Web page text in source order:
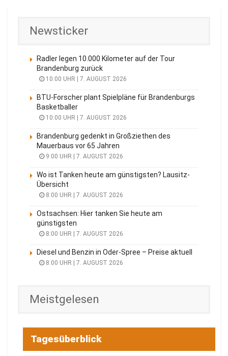
Newsticker
Radler legen 10.000 Kilometer auf der Tour
Brandenburg zurück
10:00 UHR | 7. AUGUST 2026
BTU-Forscher plant Spielpläne für Brandenburgs
Basketballer
10:00 UHR | 7. AUGUST 2026
Brandenburg gedenkt in Großziethen des
Mauerbaus vor 65 Jahren
9:00 UHR | 7. AUGUST 2026
Wo ist Tanken heute am günstigsten? Lausitz-
Übersicht
8:00 UHR | 7. AUGUST 2026
Ostsachsen: Hier tanken Sie heute am
günstigsten
8:00 UHR | 7. AUGUST 2026
Diesel und Benzin in Oder-Spree – Preise aktuell
8:00 UHR | 7. AUGUST 2026
Meistgelesen
Tagesüberblick